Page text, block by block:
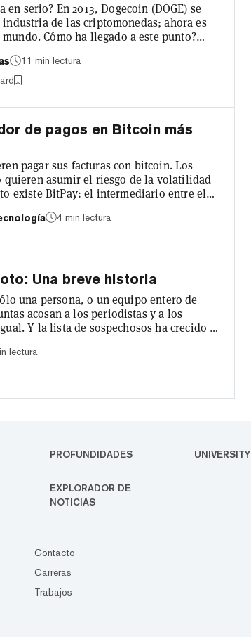
serio? En 2013, Dogecoin (DOGE) se
de las criptomonedas; ahora es
Cómo ha llegado a este punto?
de burlarse de la industria, pero
largo camino
11 min lectura
de pagos en Bitcoin más
pagar sus facturas con bitcoin. Los
quieren asumir el riesgo de la volatilidad
existe BitPay: el intermediario entre el
el procesador de pagos en Bitcoin más
forma fácil para que las empresas
4 min lectura
Una breve historia
una persona, o un equipo entero de
acosan a los periodistas y a los
Y la lista de sospechosos ha crecido a
sabemos sobre el escurridizo Satoshi
2008, Satoshi Nakamoto publicó un
lectura
PROFUNDIDADES UNIVERSITY
EXPLORADOR DE
NOTICIAS
Contacto
Carreras
Trabajos